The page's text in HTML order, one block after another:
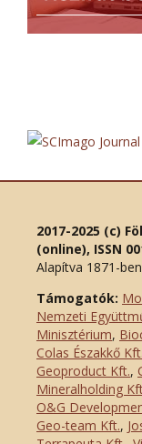
2017-2025 (c)
(online), ISSN
Alapítva 1871-
Támogatók:
Nemzeti
Minisztérium,
Colas Északkő Kft
Geoproduct Kft.,
Mineralholding
O&G
Geo-team Kft.,